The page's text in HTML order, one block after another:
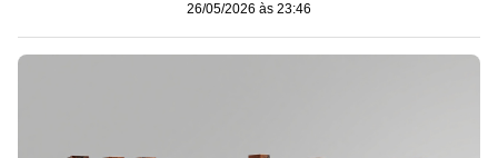
26/05/2026 às 23:46